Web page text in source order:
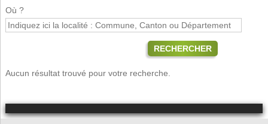
Où ?
RECHERCHER
Aucun résultat trouvé pour votre recherche.